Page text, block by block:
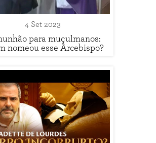
4 Set 2023
para muçulmanos:
nomeou esse Arcebispo?